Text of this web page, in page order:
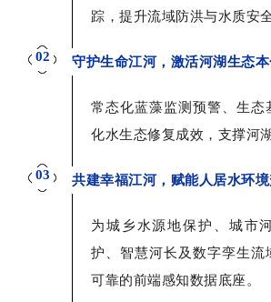
踪，提升流域防洪与水质安
02 守护生命江河，激活河湖生态
常态化蓝藻监测预警、生态
化水生态修复成效，支撑河
03 共建幸福江河，赋能人居水环
为城乡水源地保护、城市
护、智慧河长及数字孪生流
可靠的前端感知数据底座。